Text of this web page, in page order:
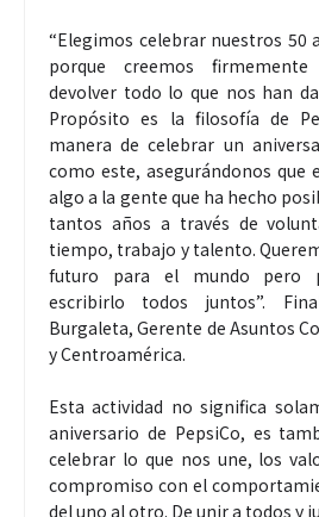
“Elegimos celebrar nuestros 50
porque creemos
devolver todo lo que nos han
Propósito es la filosofía de
manera de celebrar un
como este, asegurándonos que
algo a la gente que ha hecho
tantos años a través de
tiempo, trabajo y talento.
futuro para el mundo pero
escribirlo todos juntos”.
Burgaleta, Gerente de Asuntos
y Centroamérica.
Esta actividad no significa
aniversario de PepsiCo, es
celebrar lo que nos une, los
compromiso con el
del uno al otro. De unir a todos y